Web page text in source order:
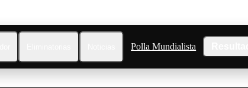
Polla Mundialista